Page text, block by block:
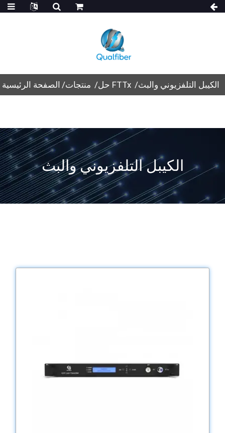
الصفحة الرئيسية منتجات حل FTTx الكيبل التلفزيوني والبث
الكيبل التلفزيوني والبث